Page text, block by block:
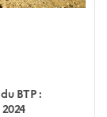
BTP :